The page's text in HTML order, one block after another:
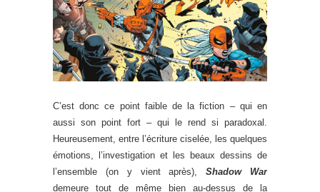
C’est donc ce point faible de la fiction – qui en
aussi son point fort – qui le rend si paradoxal.
Heureusement, entre l’écriture ciselée, les quelques
émotions, l’investigation et les beaux dessins de
l’ensemble (on y vient après),Shadow War
demeure tout de même bien au-dessus de la